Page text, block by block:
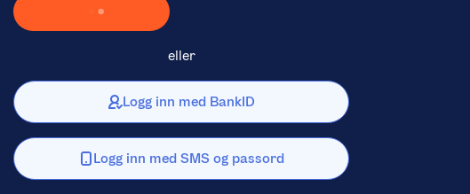
Laster inn Vipps …
eller
Logg inn med BankID
Logg inn med SMS og passord